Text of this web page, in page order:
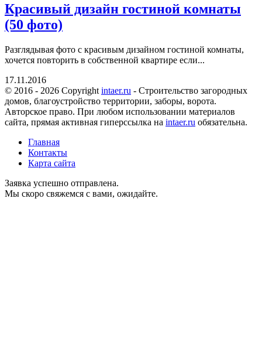
Красивый дизайн гостиной комнаты
(50 фото)
Разглядывая фото с красивым дизайном гостиной комнаты,
хочется повторить в собственной квартире если...
17.11.2016
© 2016 - 2026 Copyright intaer.ru - Cтроительство загородных
домов, благоустройство территории, заборы, ворота.
Авторское право. При любом использовании материалов
сайта, прямая активная гиперссылка на intaer.ru обязательна.
Главная
Контакты
Карта сайта
Заявка успешно отправлена.
Мы скоро свяжемся с вами, ожидайте.